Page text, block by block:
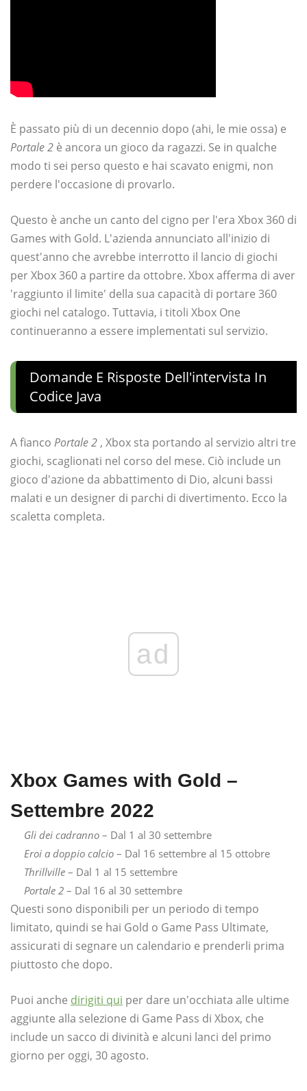
È passato più di un decennio dopo (ahi, le mie ossa) e
Portale 2 è ancora un gioco da ragazzi. Se in qualche
modo ti sei perso questo e hai scavato enigmi, non
perdere l'occasione di provarlo.
Questo è anche un canto del cigno per l'era Xbox 360 di
Games with Gold. L'azienda annunciato all'inizio di
quest'anno che avrebbe interrotto il lancio di giochi
per Xbox 360 a partire da ottobre. Xbox afferma di aver
'raggiunto il limite' della sua capacità di portare 360 ​​
giochi nel catalogo. Tuttavia, i titoli Xbox One
continueranno a essere implementati sul servizio.
Domande E Risposte Dell'intervista In
Codice Java
A fianco Portale 2 , Xbox sta portando al servizio altri tre
giochi, scaglionati nel corso del mese. Ciò include un
gioco d'azione da abbattimento di Dio, alcuni bassi
malati e un designer di parchi di divertimento. Ecco la
scaletta completa.
ad
Xbox Games with Gold –
Settembre 2022
Gli dei cadranno – Dal 1 al 30 settembre
Eroi a doppio calcio – Dal 16 settembre al 15 ottobre
Thrillville – Dal 1 al 15 settembre
Portale 2 – Dal 16 al 30 settembre
Questi sono disponibili per un periodo di tempo
limitato, quindi se hai Gold o Game Pass Ultimate,
assicurati di segnare un calendario e prenderli prima
piuttosto che dopo.
Puoi anche dirigiti qui per dare un'occhiata alle ultime
aggiunte alla selezione di Game Pass di Xbox, che
include un sacco di divinità e alcuni lanci del primo
giorno per oggi, 30 agosto.